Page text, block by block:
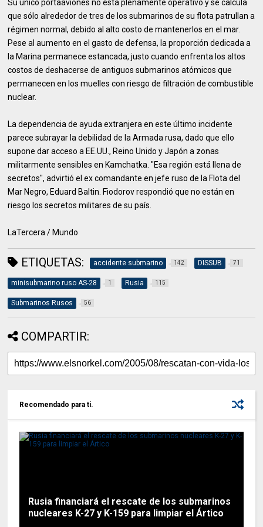
Su único portaaviones no está plenamente operativo y se calcula
que sólo alrededor de tres de los submarinos de su flota patrullan a
régimen normal, debido al alto costo de mantenerlos en el mar.
Pese al aumento en el gasto de defensa, la proporción dedicada a
la Marina permanece estancada, justo cuando enfrenta los altos
costos de deshacerse de antiguos submarinos atómicos que
permanecen en los muelles con riesgo de filtración de combustible
nuclear.
La dependencia de ayuda extranjera en este último incidente
parece subrayar la debilidad de la Armada rusa, dado que ello
supone dar acceso a EE.UU., Reino Unido y Japón a zonas
militarmente sensibles en Kamchatka. "Esa región está llena de
secretos", advirtió el ex comandante en jefe ruso de la Flota del
Mar Negro, Eduard Baltin. Fiodorov respondió que no están en
riesgo los secretos militares de su país.
LaTercera / Mundo
ETIQUETAS: accidente submarino 142 DISSUB 71
minisubmarino ruso AS-28 1 Rusia 115
Submarinos Rusos 56
COMPARTIR:
Recomendado para ti.
Rusia financiará el rescate de los submarinos
nucleares K-27 y K-159 para limpiar el Ártico